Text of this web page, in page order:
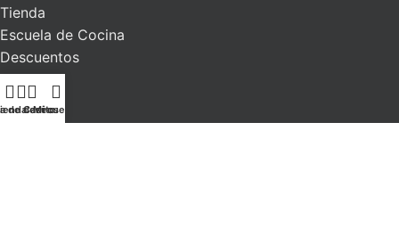
Tienda
Escuela de Cocina
Descuentos
Blog
Contacto
de deseos
Carrito
Mi cuenta